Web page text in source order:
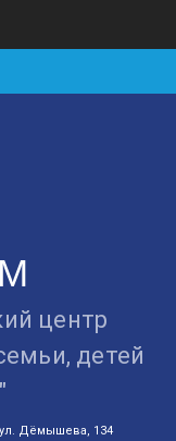
центр
детей
ул. Дёмышева, 134